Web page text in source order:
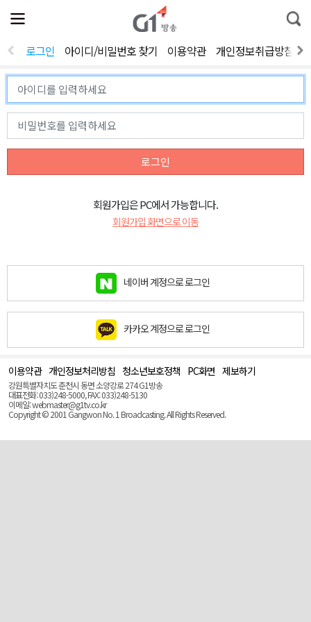
전
체
뉴
열
통
합
색
로그인 아이디/비밀번호 찾기 이용약관 개인정보취급방침
로그인
회원가입은 PC에서 가능합니다.
회원가입 화면으로 이동
네이버 계정으로 로그인
카카오 계정으로 로그인
이용약관 개인정보처리방침 청소년보호정책 PC화면 제보하기
강원특별자치도 춘천시 동면 소양강로 274 G1방송
대표전화: 033)248-5000, FAX: 033)248-5130
이메일: webmaster@g1tv.co.kr
Copyright © 2001 Gangwon No. 1 Broadcasting. All Rights Reserved.